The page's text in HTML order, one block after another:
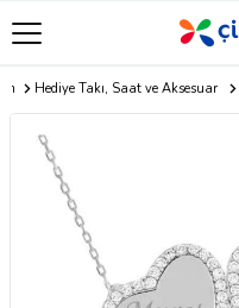
Hediye Takı, Saat ve Aksesuar